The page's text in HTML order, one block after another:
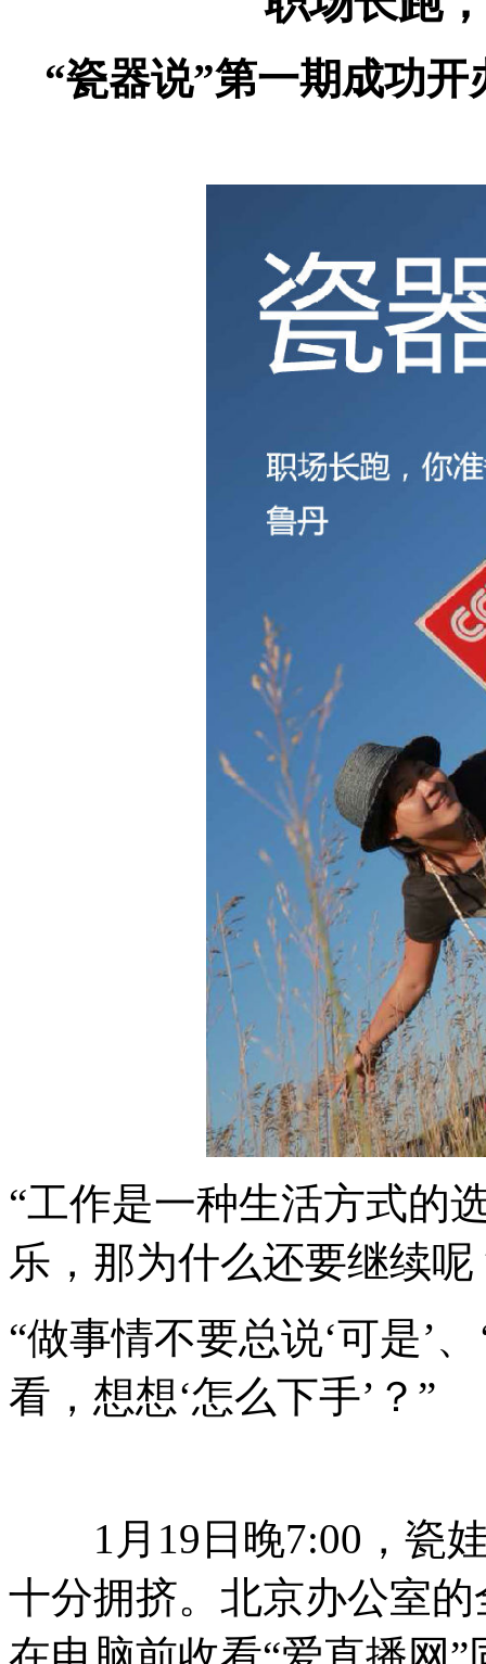
“瓷器说”第一期成功
“工作是一种生活方式的
乐，那为什么还要继续呢
“做事情不要总说‘可是’
看，想想‘怎么下手’？”
1月19日晚7:00，瓷娃
十分拥挤。北京办公室